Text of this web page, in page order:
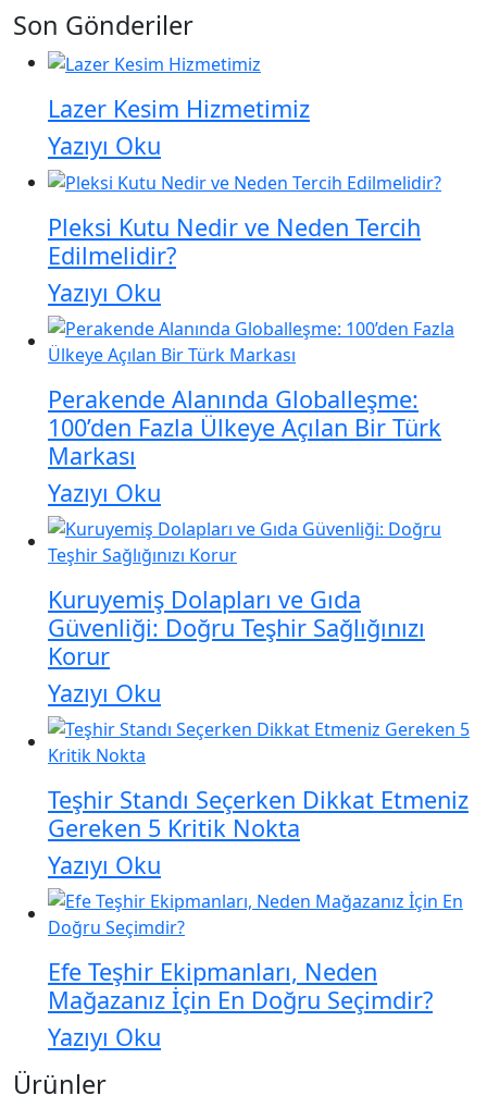
Son Gönderiler
Lazer Kesim Hizmetimiz
Yazıyı Oku
Pleksi Kutu Nedir ve Neden Tercih
Edilmelidir?
Yazıyı Oku
Perakende Alanında Globalleşme:
100’den Fazla Ülkeye Açılan Bir Türk
Markası
Yazıyı Oku
Kuruyemiş Dolapları ve Gıda
Güvenliği: Doğru Teşhir Sağlığınızı
Korur
Yazıyı Oku
Teşhir Standı Seçerken Dikkat Etmeniz
Gereken 5 Kritik Nokta
Yazıyı Oku
Efe Teşhir Ekipmanları, Neden
Mağazanız İçin En Doğru Seçimdir?
Yazıyı Oku
Ürünler